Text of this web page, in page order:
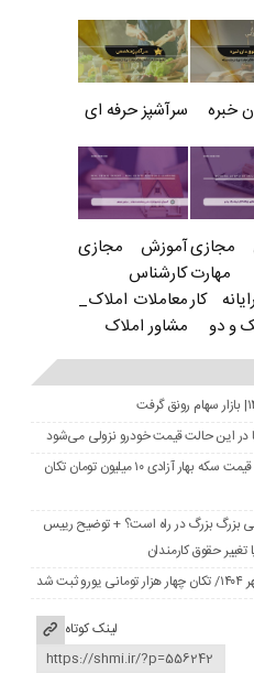
خبره سرآشپز حرفه ای
مجازی
ICDL مهارت
کار
و دو
آموزش مجازی
کارشناس
معاملات املاک_
مشاور املاک
در این حالت قیمت خودرو نزولی می‌شود
قیمت جدید طلا و سکه ۱۲ مهرماه ۱۴۰۴/ قیمت سکه بهار آزادی ۱۰ میلیون تومان تکان
بزرگ بزرگ در راه است؟ + توضیح رییس
حقوق کارمندان
لینک کوتاه